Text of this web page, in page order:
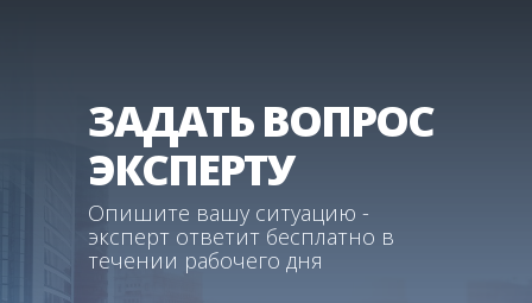
ЗАДАТЬ ВОПРОС
ЭКСПЕРТУ
Опишите вашу ситуацию -
эксперт ответит бесплатно в
течении рабочего дня